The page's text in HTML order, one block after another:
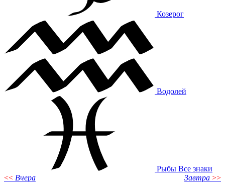
Козерог
Водолей
Рыбы Все знаки
<< Вчера Завтра >>